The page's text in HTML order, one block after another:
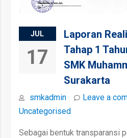
JUL
17
Laporan
Tahap 1
SMK
Surakarta
smkadmin Leave a
Uncategorised
Sebagai bentuk transparansi